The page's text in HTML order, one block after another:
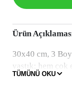
Ürün
30x40 cm, 3
yastık; hem çok
dekoratif yastık
TÜMÜNÜ OKU